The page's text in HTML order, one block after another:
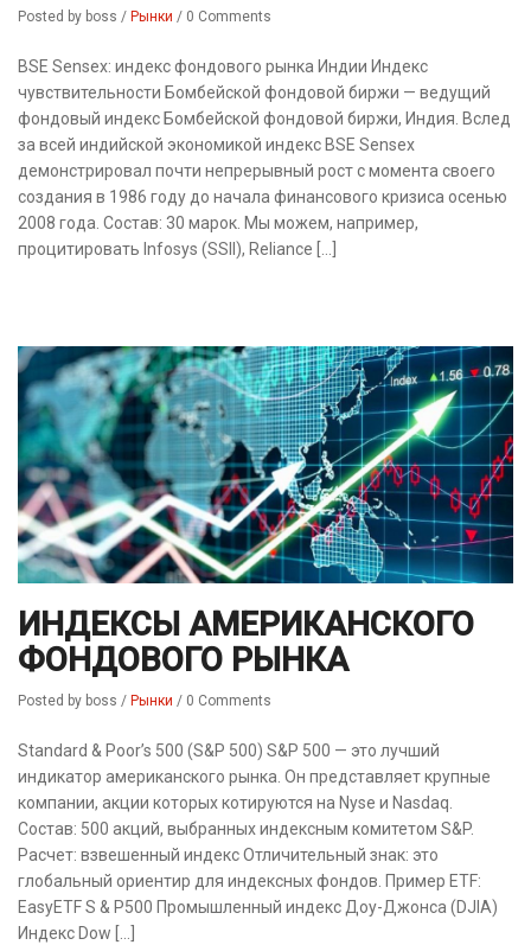
Posted by boss / Рынки / 0 Comments
BSE Sensex: индекс фондового рынка Индии Индекс
чувствительности Бомбейской фондовой биржи — ведущий
фондовый индекс Бомбейской фондовой биржи, Индия. Вслед
за всей индийской экономикой индекс BSE Sensex
демонстрировал почти непрерывный рост с момента своего
создания в 1986 году до начала финансового кризиса осенью
2008 года. Состав: 30 марок. Мы можем, например,
процитировать Infosys (SSII), Reliance […]
ИНДЕКСЫ АМЕРИКАНСКОГО
ФОНДОВОГО РЫНКА
Posted by boss / Рынки / 0 Comments
Standard & Poor’s 500 (S&P 500) S&P 500 — это лучший
индикатор американского рынка. Он представляет крупные
компании, акции которых котируются на Nyse и Nasdaq.
Состав: 500 акций, выбранных индексным комитетом S&P.
Расчет: взвешенный индекс Отличительный знак: это
глобальный ориентир для индексных фондов. Пример ETF:
EasyETF S & P500 Промышленный индекс Доу-Джонса (DJIA)
Индекс Dow […]